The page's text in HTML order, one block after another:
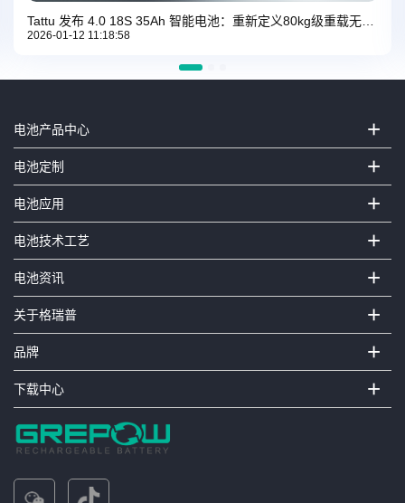
2026-01-12 11:18:58
电池产品中心 +
电池定制 +
电池应用 +
电池技术工艺 +
电池资讯 +
关于格瑞普 +
品牌 +
下载中心 +